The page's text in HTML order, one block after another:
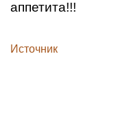
аппетита!!!
Источник